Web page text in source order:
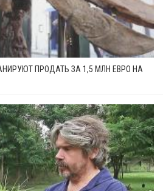
ПРОДАТЬ ЗА 1,5 МЛН ЕВРО НА